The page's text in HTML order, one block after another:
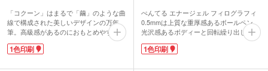
「コクーン」はまるで「繭」のような曲
線で構成された美しいデザインの万年
筆。高級感があるのにおもとめやすい価
格で人気があります。20〜30代の若い
世代に向けた、高級感と使いやすさをた
1色印刷
ぺんてる エナージェル フィログラフィ
0.5mmは上質な重厚感あるボールペン。
光沢感あるボディーと回転繰り出し式に
より、筆記する所作をスマートに演出し
てくれます。なめらかな書き味で速乾性
1色印刷